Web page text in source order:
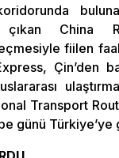
China
fiilen
Çin’den
Transport
günü Türkiye’ye